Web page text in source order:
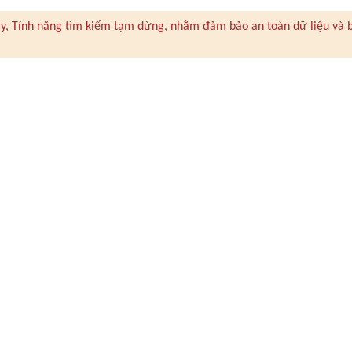
Tính năng tìm kiếm tạm dừng, nhằm đảm bảo an toàn dữ liệu và